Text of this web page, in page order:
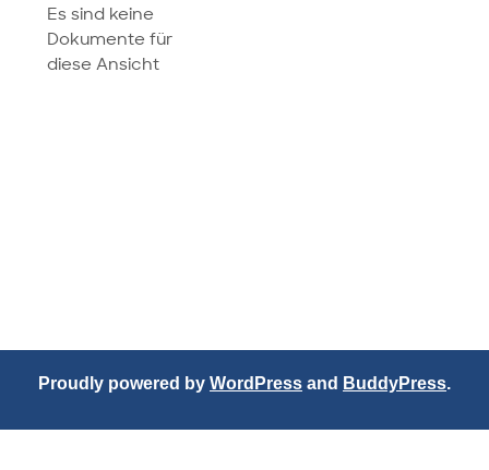
Es sind keine
Dokumente für
diese Ansicht
Proudly powered by WordPress and BuddyPress.